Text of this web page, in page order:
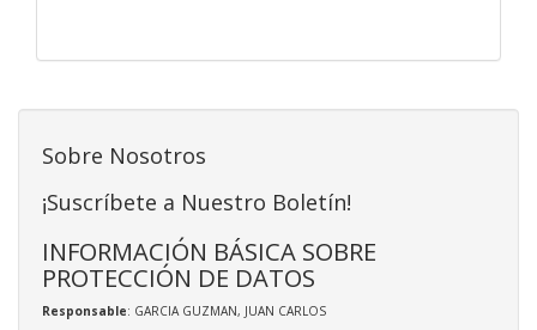
Sobre Nosotros
¡Suscríbete a Nuestro Boletín!
INFORMACIÓN BÁSICA SOBRE
PROTECCIÓN DE DATOS
Responsable: GARCIA GUZMAN, JUAN CARLOS